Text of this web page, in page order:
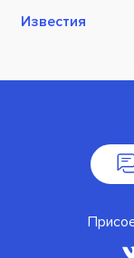
Известия